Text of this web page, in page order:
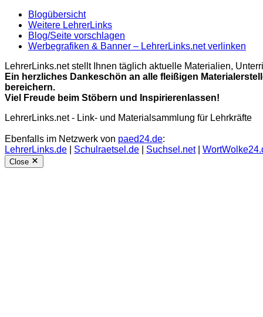
Blogübersicht
Weitere LehrerLinks
Blog/Seite vorschlagen
Werbegrafiken & Banner – LehrerLinks.net verlinken
LehrerLinks.net stellt Ihnen täglich aktuelle Materialien,
Ein herzliches Dankeschön an alle fleißigen
bereichern.
Viel Freude beim Stöbern und Inspirierenlassen!
LehrerLinks.net - Link- und Materialsammlung für Lehrkräfte
Ebenfalls im Netzwerk von paed24.de:
LehrerLinks.de
Schulraetsel.de Suchsel.net|
Close